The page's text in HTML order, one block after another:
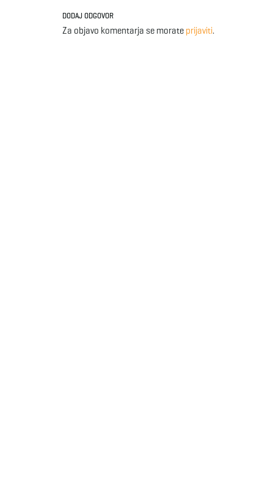
DODAJ ODGOVOR
Za objavo komentarja se morate prijaviti.